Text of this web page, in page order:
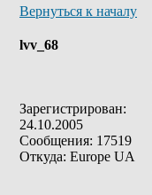
Вернуться к началу
lvv_68
Зарегистрирован:
24.10.2005
Сообщения: 17519
Откуда: Europe UA